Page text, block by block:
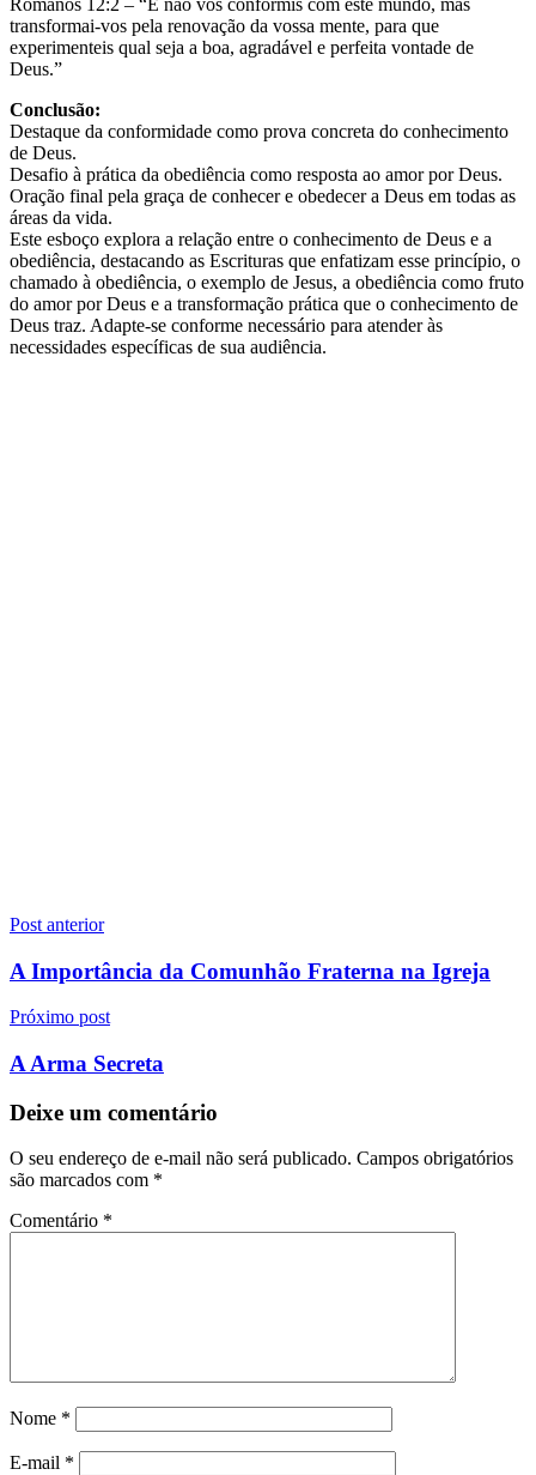
transformai-vos pela renovação da vossa mente, para que
experimenteis qual seja a boa, agradável e perfeita vontade de
Deus.”
Conclusão:
Destaque da conformidade como prova concreta do conhecimento
de Deus.
Desafio à prática da obediência como resposta ao amor por Deus.
Oração final pela graça de conhecer e obedecer a Deus em todas as
áreas da vida.
Este esboço explora a relação entre o conhecimento de Deus e a
obediência, destacando as Escrituras que enfatizam esse princípio, o
chamado à obediência, o exemplo de Jesus, a obediência como fruto
do amor por Deus e a transformação prática que o conhecimento de
Deus traz. Adapte-se conforme necessário para atender às
necessidades específicas de sua audiência.
Navegação
de
Post
Post anterior
A Importância da Comunhão Fraterna na Igreja
Próximo post
A Arma Secreta
Deixe um comentário
O seu endereço de e-mail não será publicado. Campos obrigatórios
são marcados com *
Comentário *
Nome *
E-mail *